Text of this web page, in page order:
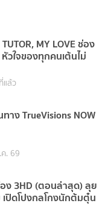
MY LOVE ช่อง
วใจของทุกคนเต้นไม่
แล้ว
าง TrueVisions NOW
. 69
ง 3HD (ตอนล่าสุด) ลุย
ปิดโปงกลโกงนักต้มตุ๋น